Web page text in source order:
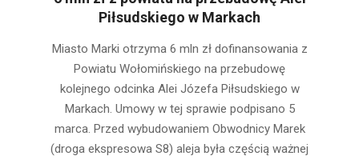
Piłsudskiego w Markach
03-
Miasto Marki otrzyma 6 mln zł dofinansowania z
Powiatu Wołomińskiego na przebudowę
kolejnego odcinka Alei Józefa Piłsudskiego w
Markach. Umowy w tej sprawie podpisano 5
marca. Przed wybudowaniem Obwodnicy Marek
(droga ekspresowa S8) aleja była częścią ważnej